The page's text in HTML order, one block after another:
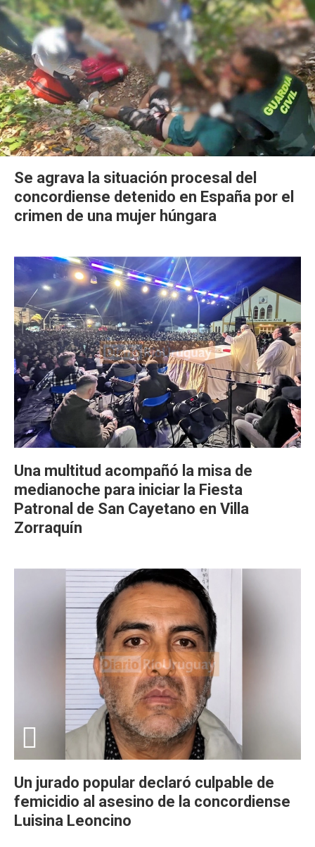
Se agrava la situación procesal del
concordiense detenido en España por el
crimen de una mujer húngara
Una multitud acompañó la misa de
medianoche para iniciar la Fiesta
Patronal de San Cayetano en Villa
Zorraquín
Un jurado popular declaró culpable de
femicidio al asesino de la concordiense
Luisina Leoncino